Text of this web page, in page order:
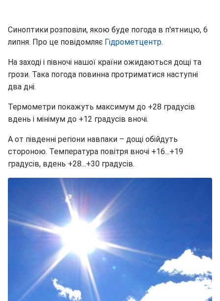
Синоптики розповіли, якою буде погода в п'ятницю, 6
липня. Про це повідомляє Гідрометцентр.
На заході і півночі нашої країни ожидаються дощі та
грози. Така погода повинна протриматися наступні
два дні.
Термометри покажуть максимум до +28 градусів
вдень і мінімум до +12 градусів вночі.
А от південні регіони навпаки – дощі обійдуть
стороною. Температура повітря вночі +16...+19
градусів, вдень +28...+30 градусів.